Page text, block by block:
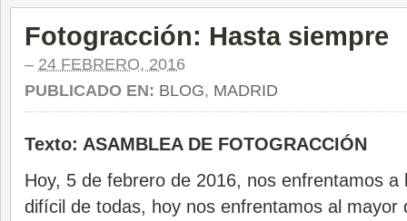
Fotogracción: Hasta siempre
– 24 FEBRERO, 2016
PUBLICADO EN: BLOG, MADRID
Texto: ASAMBLEA DE FOTOGRACCIÓN
Hoy, 5 de febrero de 2016, nos enfrentamos a
difícil de todas, hoy nos enfrentamos al